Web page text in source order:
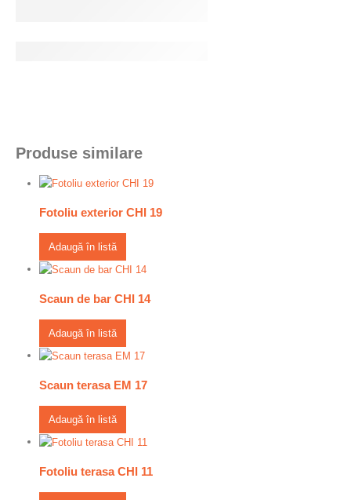
Produse similare
Fotoliu exterior CHI 19
Adaugă în listă
Scaun de bar CHI 14
Adaugă în listă
Scaun terasa EM 17
Adaugă în listă
Fotoliu terasa CHI 11